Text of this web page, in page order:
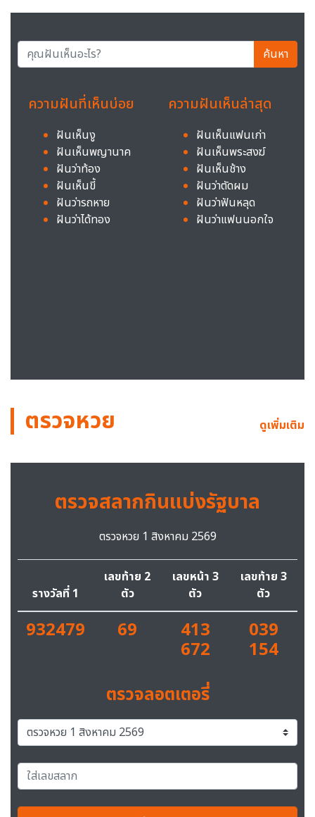
ค้นหา
ความฝันที่เห็นบ่อย
ฝันเห็นงู
ฝันเห็นพญานาค
ฝันว่าท้อง
ฝันเห็นขี้
ฝันว่ารถหาย
ฝันว่าได้ทอง
ความฝันเห็นล่าสุด
ฝันเห็นแฟนเก่า
ฝันเห็นพระสงฆ์
ฝันเห็นช้าง
ฝันว่าตัดผม
ฝันว่าฟันหลุด
ฝันว่าแฟนนอกใจ
ตรวจหวย ดูเพิ่มเติม
ตรวจสลากกินแบ่งรัฐบาล
ตรวจหวย 1 สิงหาคม 2569
รางวัลที่ 1
เลขท้าย 2
ตัว
เลขหน้า 3
ตัว
เลขท้าย 3
ตัว
932479 69 413
672
039
154
ตรวจลอตเตอรี่